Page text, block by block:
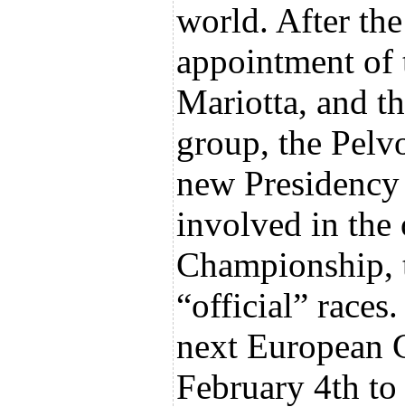
world. After
appointment of
Mariotta, and
group, the
new
involved in the
“official”
next European
February 4th